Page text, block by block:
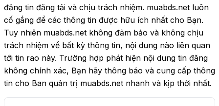
đăng tin đăng tải và chịu trách nhiệm. muabds.net luôn
cố gắng để các thông tin được hữu ích nhất cho Bạn.
Tuy nhiên muabds.net không đảm bảo và không chịu
trách nhiệm về bất kỳ thông tin, nội dung nào liên quan
tới tin rao này. Trường hợp phát hiện nội dung tin đăng
không chính xác, Bạn hãy thông báo và cung cấp thông
tin cho Ban quản trị muabds.net nhanh và kịp thời nhất.